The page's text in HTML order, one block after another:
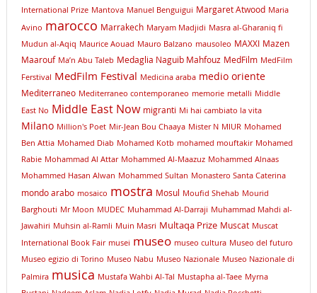
International Prize Mantova Manuel Benguigui Margaret Atwood Maria
Avino marocco Marrakech Maryam Madjidi Masra al-Gharaniq fi
Mudun al-Aqiq Maurice Aouad Mauro Balzano mausoleo MAXXI Mazen
Maarouf Ma’n Abu Taleb Medaglia Naguib Mahfouz MedFilm MedFilm
Ferstival MedFilm Festival Medicina araba medio oriente
Mediterraneo Mediterraneo contemporaneo memorie metalli Middle
East No Middle East Now migranti Mi hai cambiato la vita
Milano Million's Poet Mir-Jean Bou Chaaya Mister N MIUR Mohamed
Ben Attia Mohamed Diab Mohamed Kotb mohamed mouftakir Mohamed
Rabie Mohammad Al Attar Mohammed Al-Maazuz Mohammed Alnaas
Mohammed Hasan Alwan Mohammed Sultan Monastero Santa Caterina
mondo arabo mosaico mostra Mosul Moufid Shehab Mourid
Barghouti Mr Moon MUDEC Muhammad Al-Darraji Muhammad Mahdi al-
Jawahiri Muhsin al-Ramli Muin Masri Multaqa Prize Muscat Muscat
International Book Fair musei museo museo cultura Museo del futuro
Museo egizio di Torino Museo Nabu Museo Nazionale Museo Nazionale di
Palmira musica Mustafa Wahbi Al-Tal Mustapha al-Taee Myrna